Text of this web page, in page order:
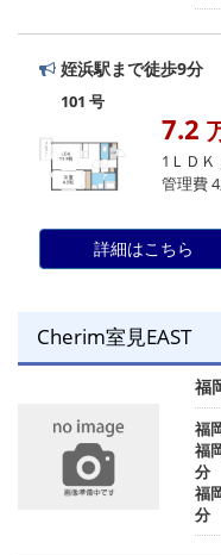
姪浜駅まで徒歩9分
101 号
7.2
1ＬＤＫ
管理費
詳細はこちら
Cherim室見EAST
福
福
福
分
福
分